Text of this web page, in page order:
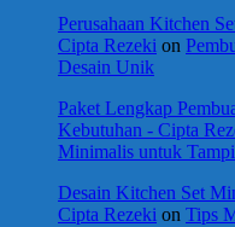
Perusahaan Kitchen
Cipta Rezeki on
Desain Unik
Paket Lengkap
Kebutuhan - Cipta
Minimalis untuk
Desain Kitchen Set
Cipta Rezeki on Tips